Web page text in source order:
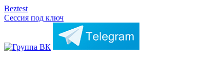
Beztest
Сессия под ключ